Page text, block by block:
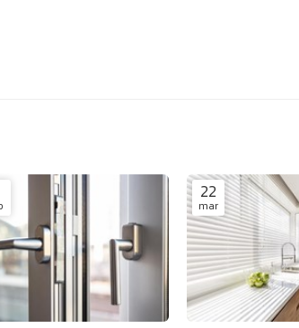
22
mar